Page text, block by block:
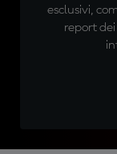
esclusivi,
report dei